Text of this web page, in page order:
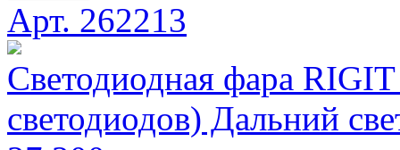
Арт. 262213
Светодиодная фара
светодиодов) Дальний